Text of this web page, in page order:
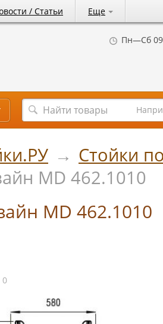
/ Статьи Еще
Пн—Сб
→ Стойки
MD 462.1010
MD 462.1010
0